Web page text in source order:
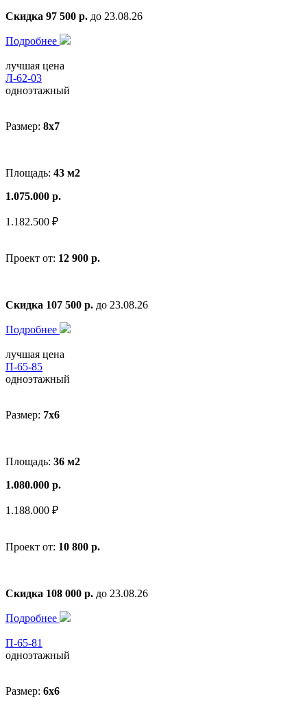
Скидка 97 500 р. до 23.08.26
Подробнее
лучшая цена
Л-62-03
одноэтажный
Размер: 8x7
Площадь: 43 м2
1.075.000 р.
1.182.500 ₽
Проект от: 12 900 р.
Скидка 107 500 р. до 23.08.26
Подробнее
лучшая цена
П-65-85
одноэтажный
Размер: 7x6
Площадь: 36 м2
1.080.000 р.
1.188.000 ₽
Проект от: 10 800 р.
Скидка 108 000 р. до 23.08.26
Подробнее
П-65-81
одноэтажный
Размер: 6x6